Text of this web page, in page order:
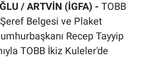
/ ARTVİN (İGFA) - TOBB
Belgesi ve Plaket
Recep Tayyip
TOBB İkiz Kuleler'de